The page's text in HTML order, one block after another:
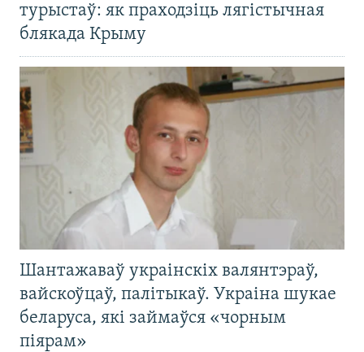
турыстаў: як праходзіць лягістычная
блякада Крыму
Шантажаваў украінскіх валянтэраў,
вайскоўцаў, палітыкаў. Украіна шукае
беларуса, які займаўся «чорным
піярам»